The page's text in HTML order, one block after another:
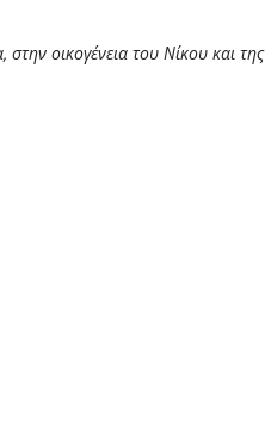
οικογένεια του Νίκου και της